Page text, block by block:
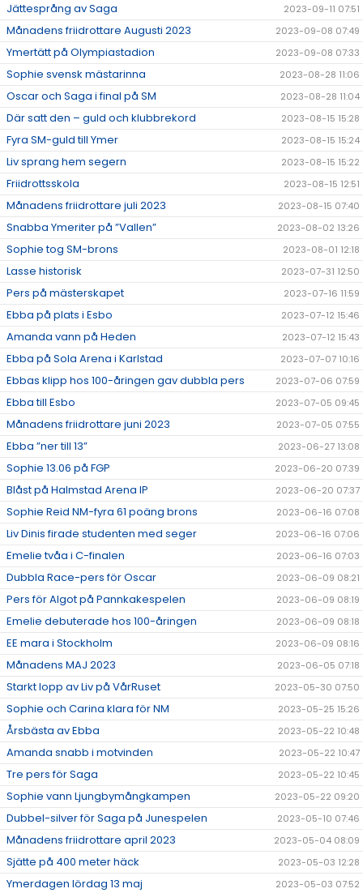
Jättesprång av Saga 2023-09-11 07:51
Månadens friidrottare Augusti 2023 2023-09-08 07:49
Ymertätt på Olympiastadion 2023-09-08 07:33
Sophie svensk mästarinna 2023-08-28 11:06
Oscar och Saga i final på SM 2023-08-28 11:04
Där satt den – guld och klubbrekord 2023-08-15 15:28
Fyra SM-guld till Ymer 2023-08-15 15:24
Liv sprang hem segern 2023-08-15 15:22
Friidrottsskola 2023-08-15 12:51
Månadens friidrottare juli 2023 2023-08-15 07:40
Snabba Ymeriter på ”Vallen” 2023-08-02 13:26
Sophie tog SM-brons 2023-08-01 12:18
Lasse historisk 2023-07-31 12:50
Pers på mästerskapet 2023-07-16 11:59
Ebba på plats i Esbo 2023-07-12 15:46
Amanda vann på Heden 2023-07-12 15:43
Ebba på Sola Arena i Karlstad 2023-07-07 10:16
Ebbas klipp hos 100-åringen gav dubbla pers 2023-07-06 07:59
Ebba till Esbo 2023-07-05 09:45
Månadens friidrottare juni 2023 2023-07-05 07:55
Ebba ”ner till 13” 2023-06-27 13:08
Sophie 13.06 på FGP 2023-06-20 07:39
Blåst på Halmstad Arena IP 2023-06-20 07:37
Sophie Reid NM-fyra 61 poäng brons 2023-06-16 07:08
Liv Dinis firade studenten med seger 2023-06-16 07:06
Emelie tvåa i C-finalen 2023-06-16 07:03
Dubbla Race-pers för Oscar 2023-06-09 08:21
Pers för Algot på Pannkakespelen 2023-06-09 08:19
Emelie debuterade hos 100-åringen 2023-06-09 08:18
EE mara i Stockholm 2023-06-09 08:16
Månadens MAJ 2023 2023-06-05 07:18
Starkt lopp av Liv på VårRuset 2023-05-30 07:50
Sophie och Carina klara för NM 2023-05-25 15:26
Årsbästa av Ebba 2023-05-22 10:48
Amanda snabb i motvinden 2023-05-22 10:47
Tre pers för Saga 2023-05-22 10:45
Sophie vann Ljungbymångkampen 2023-05-22 09:20
Dubbel-silver för Saga på Junespelen 2023-05-10 07:46
Månadens friidrottare april 2023 2023-05-04 08:09
Sjätte på 400 meter häck 2023-05-03 12:28
Ymerdagen lördag 13 maj 2023-05-03 07:52